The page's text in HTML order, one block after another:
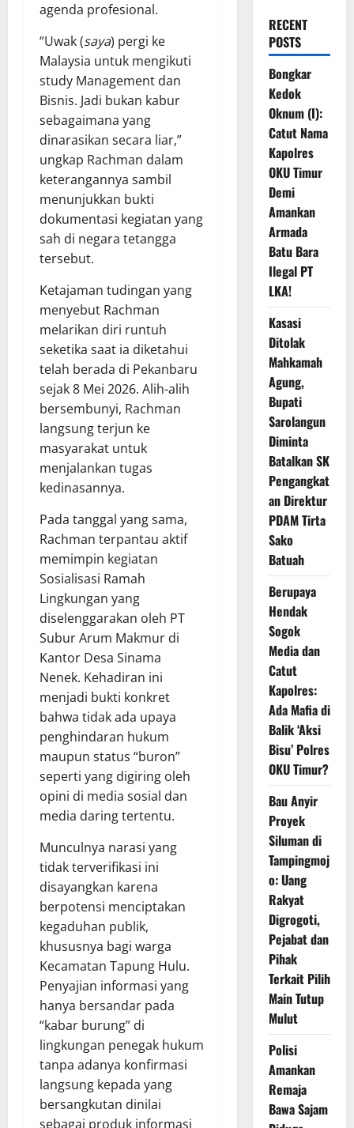
agenda profesional.
“Uwak (saya) pergi ke
Malaysia untuk mengikuti
study Management dan
Bisnis. Jadi bukan kabur
sebagaimana yang
dinarasikan secara liar,”
ungkap Rachman dalam
keterangannya sambil
menunjukkan bukti
dokumentasi kegiatan yang
sah di negara tetangga
tersebut.
Ketajaman tudingan yang
menyebut Rachman
melarikan diri runtuh
seketika saat ia diketahui
telah berada di Pekanbaru
sejak 8 Mei 2026. Alih-alih
bersembunyi, Rachman
langsung terjun ke
masyarakat untuk
menjalankan tugas
kedinasannya.
Pada tanggal yang sama,
Rachman terpantau aktif
memimpin kegiatan
Sosialisasi Ramah
Lingkungan yang
diselenggarakan oleh PT
Subur Arum Makmur di
Kantor Desa Sinama
Nenek. Kehadiran ini
menjadi bukti konkret
bahwa tidak ada upaya
penghindaran hukum
maupun status “buron”
seperti yang digiring oleh
opini di media sosial dan
media daring tertentu.
Munculnya narasi yang
tidak terverifikasi ini
disayangkan karena
berpotensi menciptakan
kegaduhan publik,
khususnya bagi warga
Kecamatan Tapung Hulu.
Penyajian informasi yang
hanya bersandar pada
“kabar burung” di
lingkungan penegak hukum
tanpa adanya konfirmasi
langsung kepada yang
bersangkutan dinilai
sebagai produk informasi
RECENT
POSTS
Bongkar
Kedok
Oknum (I):
Catut Nama
Kapolres
OKU Timur
Demi
Amankan
Armada
Batu Bara
Ilegal PT
LKA!
Kasasi
Ditolak
Mahkamah
Agung,
Bupati
Sarolangun
Diminta
Batalkan SK
Pengangkat
an Direktur
PDAM Tirta
Sako
Batuah
Berupaya
Hendak
Sogok
Media dan
Catut
Kapolres:
Ada Mafia di
Balik ‘Aksi
Bisu’ Polres
OKU Timur?
Bau Anyir
Proyek
Siluman di
Tampingmoj
o: Uang
Rakyat
Digrogoti,
Pejabat dan
Pihak
Terkait Pilih
Main Tutup
Mulut
Polisi
Amankan
Remaja
Bawa Sajam